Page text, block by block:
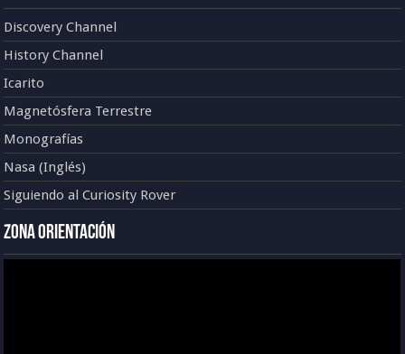
Discovery Channel
History Channel
Icarito
Magnetósfera Terrestre
Monografías
Nasa (Inglés)
Siguiendo al Curiosity Rover
Zona Orientación